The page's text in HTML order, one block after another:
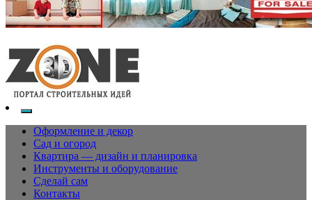
Оформление и декор
Сад и огород
Квартира — дизайн и планировка
Инструменты и оборудование
Сделай сам
Контакты